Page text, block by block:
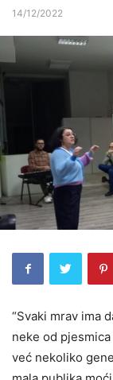
14/12/2022
“Svaki mrav ima
neke od
već nekoliko